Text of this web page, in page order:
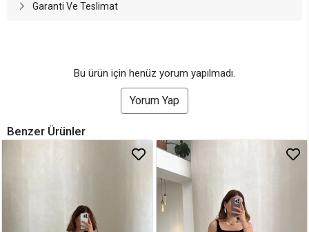
Garanti Ve Teslimat
Bu ürün için henüz yorum yapılmadı.
Yorum Yap
Benzer Ürünler